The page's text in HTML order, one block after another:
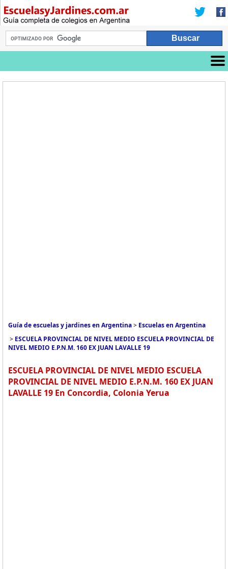
Guía de escuelas y jardines en Argentina> Escuelas en Argentina
> ESCUELA PROVINCIAL DE NIVEL MEDIO ESCUELA PROVINCIAL DE
NIVEL MEDIO E.P.N.M. 160 EX JUAN LAVALLE 19
ESCUELA PROVINCIAL DE NIVEL MEDIO ESCUELA
PROVINCIAL DE NIVEL MEDIO E.P.N.M. 160 EX JUAN
LAVALLE 19 En Concordia, Colonia Yerua